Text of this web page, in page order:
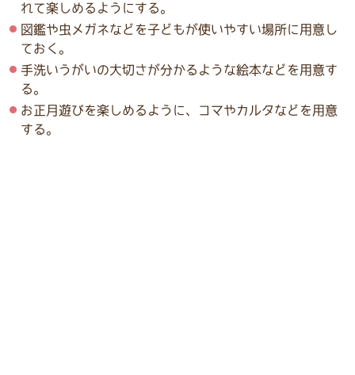
れて楽しめるようにする。
図鑑や虫メガネなどを子どもが使いやすい場所に用意し
ておく。
手洗いうがいの大切さが分かるような絵本などを用意す
る。
お正月遊びを楽しめるように、コマやカルタなどを用意
する。